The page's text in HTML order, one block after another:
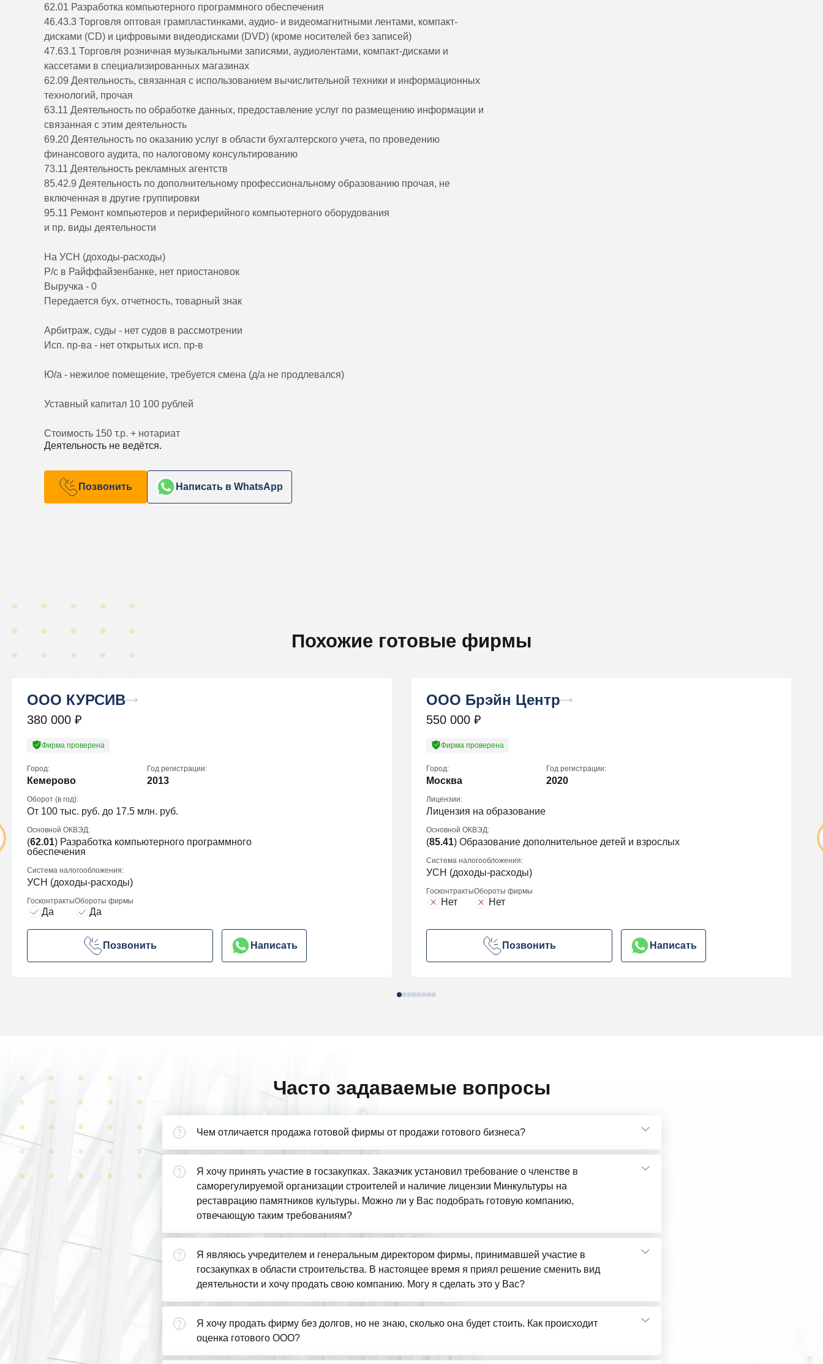
62.01 Разработка компьютерного программного обеспечения
46.43.3 Торговля оптовая грампластинками, аудио- и видеомагнитными лентами, компакт-
дисками (CD) и цифровыми видеодисками (DVD) (кроме носителей без записей)
47.63.1 Торговля розничная музыкальными записями, аудиолентами, компакт-дисками и
кассетами в специализированных магазинах
62.09 Деятельность, связанная с использованием вычислительной техники и информационных
технологий, прочая
63.11 Деятельность по обработке данных, предоставление услуг по размещению информации и
связанная с этим деятельность
69.20 Деятельность по оказанию услуг в области бухгалтерского учета, по проведению
финансового аудита, по налоговому консультированию
73.11 Деятельность рекламных агентств
85.42.9 Деятельность по дополнительному профессиональному образованию прочая, не
включенная в другие группировки
95.11 Ремонт компьютеров и периферийного компьютерного оборудования
и пр. виды деятельности
На УСН (доходы-расходы)
Р/с в Райффайзенбанке, нет приостановок
Выручка - 0
Передается бух. отчетность, товарный знак
Арбитраж, суды - нет судов в рассмотрении
Исп. пр-ва - нет открытых исп. пр-в
Ю/а - нежилое помещение, требуется смена (д/а не продлевался)
Уставный капитал 10 100 рублей
Стоимость 150 т.р. + нотариат
Деятельность не ведётся.
Позвонить Написать в WhatsApp
Похожие готовые фирмы
ООО КУРСИВ
380 000 ₽
Фирма проверена
Город:
Кемерово
Год регистрации:
2013
Оборот (в год):
От 100 тыс. руб. до 17.5 млн. руб.
Основной ОКВЭД:
(62.01) Разработка компьютерного программного
обеспечения
Система налогообложения:
УСН (доходы-расходы)
Госконтракты
Да
Обороты фирмы
Да
Позвонить Написать
ООО Брэйн Центр
550 000 ₽
Фирма проверена
Город:
Москва
Год регистрации:
2020
Лицензии:
Лицензия на образование
Основной ОКВЭД:
(85.41) Образование дополнительное детей и взрослых
Система налогообложения:
УСН (доходы-расходы)
Госконтракты
Нет
Обороты фирмы
Нет
Позвонить Написать
Часто задаваемые вопросы
Чем отличается продажа готовой фирмы от продажи готового бизнеса?
Я хочу принять участие в госзакупках. Заказчик установил требование о членстве в
саморегулируемой организации строителей и наличие лицензии Минкультуры на
реставрацию памятников культуры. Можно ли у Вас подобрать готовую компанию,
отвечающую таким требованиям?
Я являюсь учредителем и генеральным директором фирмы, принимавшей участие в
госзакупках в области строительства. В настоящее время я приял решение сменить вид
деятельности и хочу продать свою компанию. Могу я сделать это у Вас?
Я хочу продать фирму без долгов, но не знаю, сколько она будет стоить. Как происходит
оценка готового ООО?